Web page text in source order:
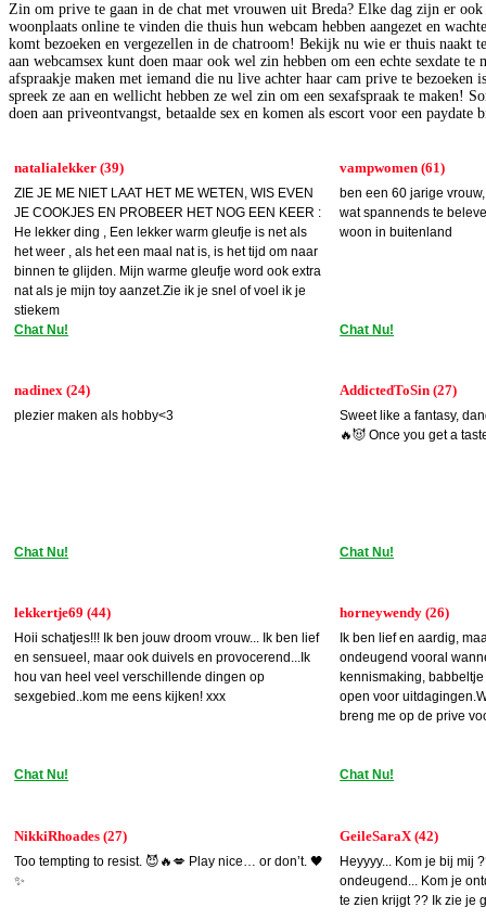
Zin om prive te gaan in de chat met vrouwen uit Breda? Elke dag zijn er
woonplaats online te vinden die thuis hun webcam hebben aangezet en
komt bezoeken en vergezellen in de chatroom! Bekijk nu wie er thuis naakt
aan webcamsex kunt doen maar ook wel zin hebben om een echte sexdate te
afspraakje maken met iemand die nu live achter haar cam prive te bezoeken
spreek ze aan en wellicht hebben ze wel zin om een sexafspraak te maken!
doen aan priveontvangst, betaalde sex en komen als escort voor een paydate
natalialekker (39)
ZIE JE ME NIET LAAT HET ME WETEN, WIS EVEN
JE COOKJES EN PROBEER HET NOG EEN KEER :
He lekker ding , Een lekker warm gleufje is net als
het weer , als het een maal nat is, is het tijd om naar
binnen te glijden. Mijn warme gleufje word ook extra
nat als je mijn toy aanzet.Zie ik je snel of voel ik je
stiekem
Chat Nu!
vampwomen (61)
ben een 60 jarige
wat spannends te
woon in buitenland
Chat Nu!
nadinex (24)
plezier maken als hobby<3
Chat Nu!
AddictedToSin (27)
Sweet like a fantasy,
🔥😈 Once you get a
Chat Nu!
lekkertje69 (44)
Hoii schatjes!!! Ik ben jouw droom vrouw... Ik ben lief
en sensueel, maar ook duivels en provocerend...Ik
hou van heel veel verschillende dingen op
sexgebied..kom me eens kijken! xxx
Chat Nu!
horneywendy (26)
Ik ben lief en aardig,
ondeugend vooral
kennismaking,
open voor
breng me op de prive
Chat Nu!
NikkiRhoades (27)
Too tempting to resist. 😈🔥💋 Play nice… or don’t. 🖤
✨
GeileSaraX (42)
Heyyyy... Kom je bij mij
ondeugend... Kom je
te zien krijgt ?? Ik zie je